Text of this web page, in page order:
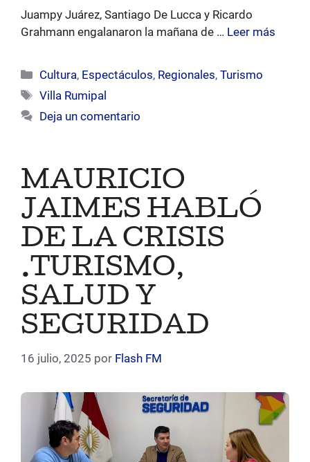
Juampy Juárez, Santiago De Lucca y Ricardo
Grahmann engalanaron la mañana de … Leer más
Categorías
Cultura, Espectáculos, Regionales,Turismo
Etiquetas
Villa Rumipal
Deja un comentario
MAURICIO
JAIMES HABLÓ
DE LA CRISIS
.TURISMO,
SALUD Y
SEGURIDAD
16 julio, 2025 por Flash FM